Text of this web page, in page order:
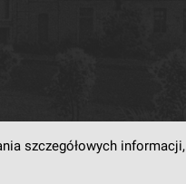
szczegółowych informacji,